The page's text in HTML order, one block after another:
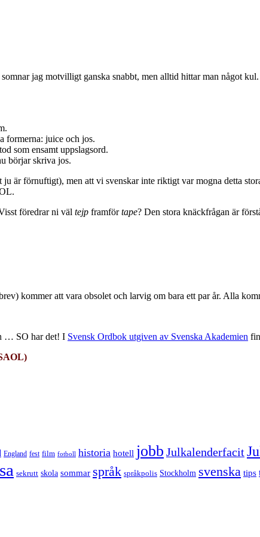
England fest film fotboll historia hotell jobb Julkalenderfacit
sekrutt skola sommar språk språkpolis Stockholm svenska tips
jag motvilligt ganska snabbt, men alltid hittar man något
formerna: juice och jos.
som ensamt uppslagsord.
börjar skriva jos.
är förnuftigt), men att vi svenskar inte riktigt var mogna detta
föredrar ni väl tejp framförtape? Den stora knäckfrågan är
kommer att vara obsolet och larvig om bara ett par år. Alla
… SO har det! I Svensk Ordbok utgiven av Svenska Akademien